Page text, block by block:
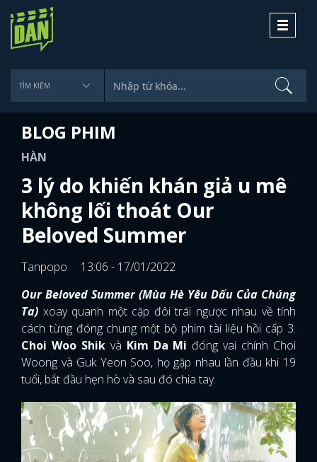
Toggle
BLOG PHIM
HÀN
3 lý do khiến khán giả u mê
không lối thoát Our
Beloved Summer
Tanpopo
13:06 - 17/01/2022
Our Beloved Summer (Mùa Hè Yêu Dấu Của Chúng
Ta) xoay quanh một cặp đôi trái ngược nhau về tính
cách từng đóng chung một bộ phim tài liệu hồi cấp 3.
Choi Woo Shikvà Kim Da Mi đóng vai chính Choi
Woong và Guk Yeon Soo, họ gặp nhau lần đầu khi 19
tuổi, bắt đầu hẹn hò và sau đó chia tay.